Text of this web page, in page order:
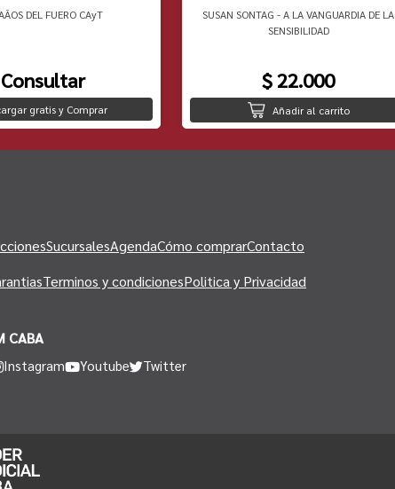
DEL FUERO CAyT
Consultar
gratis y Comprar
SUSAN SONTAG - A LA VANGUARDIA DE LA
SENSIBILIDAD
$ 22.000
Añadir al carrito
SucursalesAgendaCómo comprarContacto
Terminos y condicionesPolitica y Privacidad
CABA
Instagram Youtube Twitter